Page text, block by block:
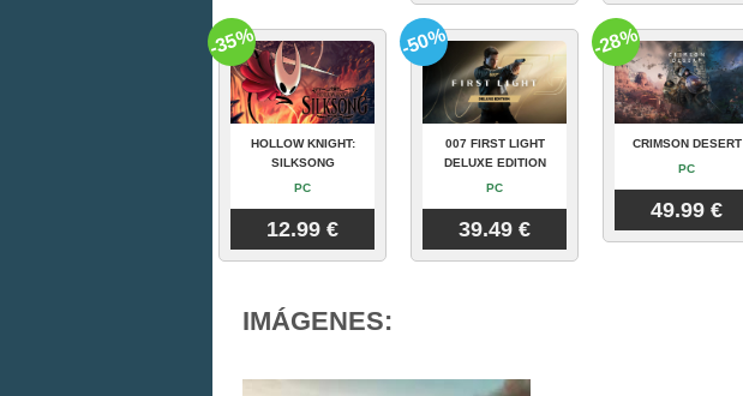
HOLLOW KNIGHT:
SILKSONG
PC
12.99 €
-35%
007 FIRST LIGHT
DELUXE EDITION
PC
39.49 €
-50%
CRIMSON DESERT
PC
49.99 €
-28%
IMÁGENES: